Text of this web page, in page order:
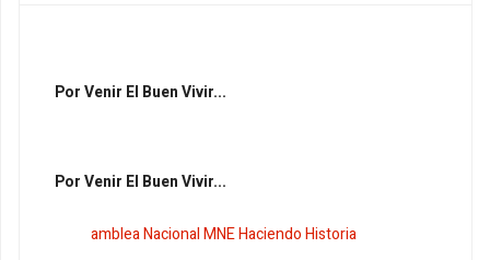
Por Venir El Buen Vivir...
Por Venir El Buen Vivir...